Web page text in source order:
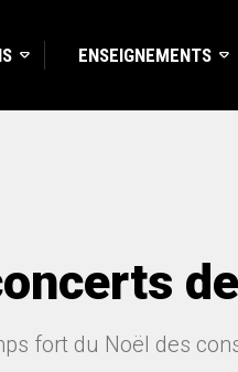
ENSEIGNEMENTS
fort du Noël des